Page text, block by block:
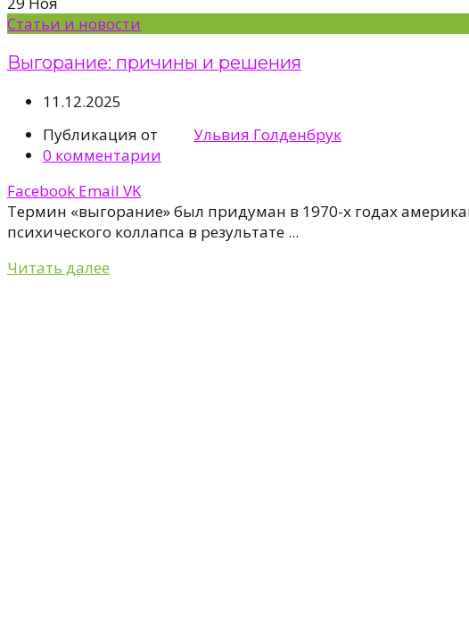
Статьи и новости
Выгорание: причины и решения
11.12.2025
Публикация от
Ульвия Голденбрук
0 комментарии
Facebook Email VK
Термин «выгорание» был придуман в 1970-х годах
психического коллапса в результате ...
Читать далее